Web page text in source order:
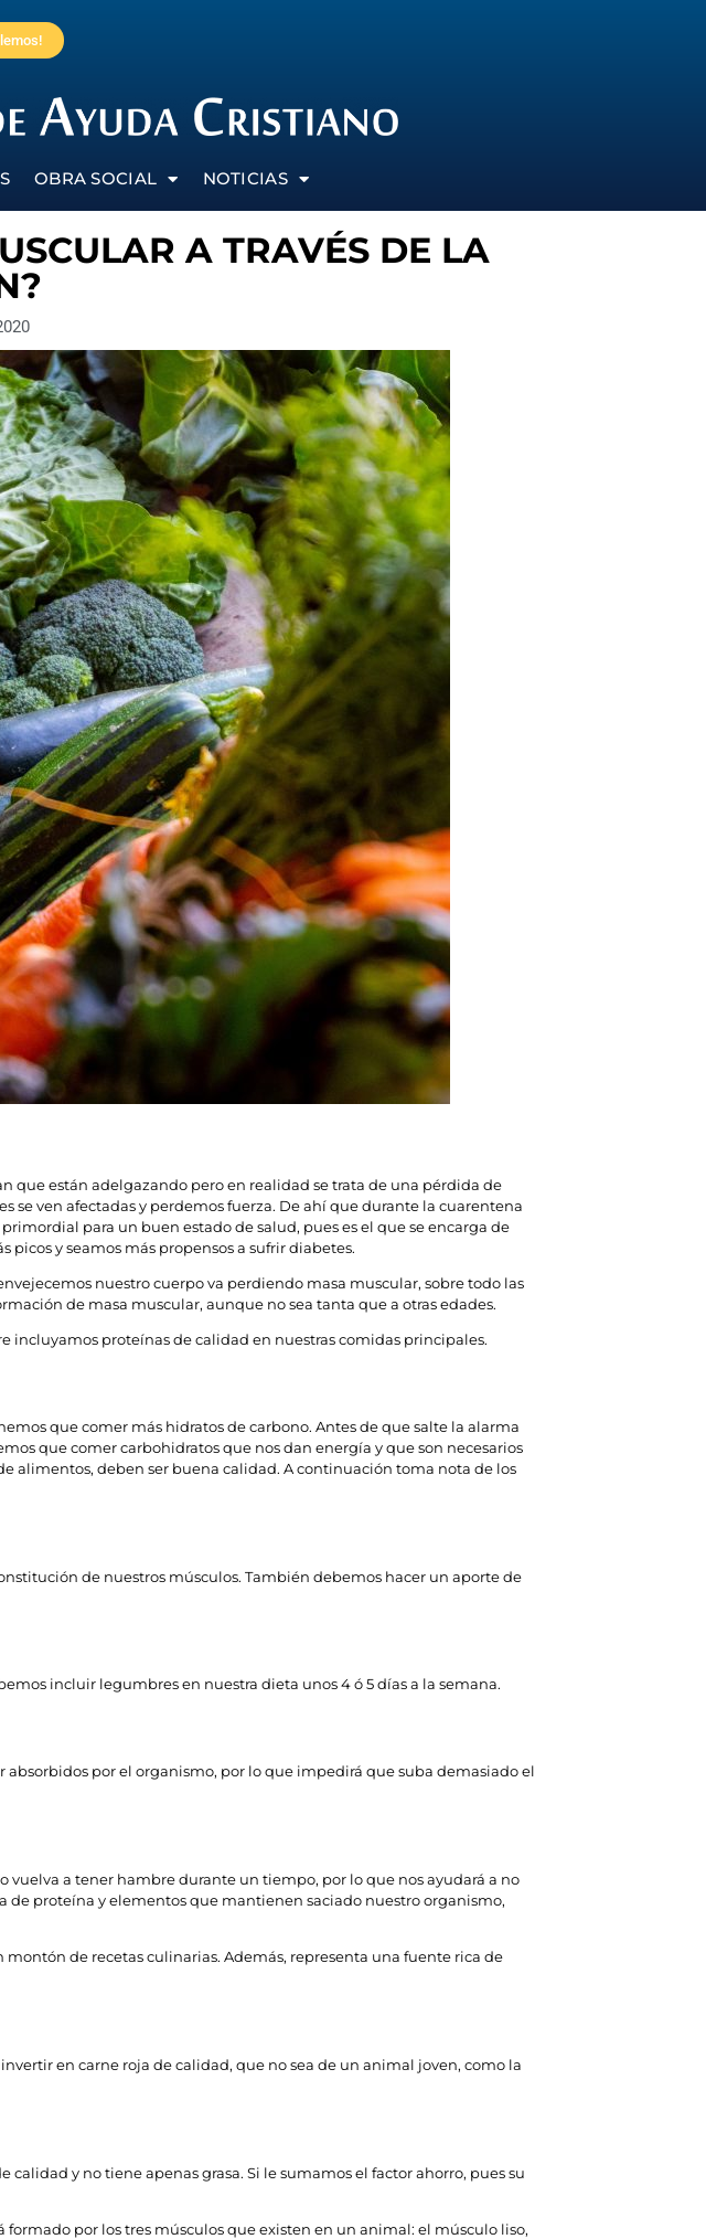
OBRA SOCIAL NOTICIAS
A TRAVÉS DE LA
que están adelgazando pero en realidad se trata de una pérdida de
se ven afectadas y perdemos fuerza. De ahí que durante la cuarentena
para un buen estado de salud, pues es el que se encarga de
y seamos más propensos a sufrir diabetes.
nuestro cuerpo va perdiendo masa muscular, sobre todo las
de masa muscular, aunque no sea tanta que a otras edades.
incluyamos proteínas de calidad en nuestras comidas principales.
que comer más hidratos de carbono. Antes de que salte la alarma
que comer carbohidratos que nos dan energía y que son necesarios
alimentos, deben ser buena calidad. A continuación toma nota de los
de nuestros músculos. También debemos hacer un aporte de
incluir legumbres en nuestra dieta unos 4 ó 5 días a la semana.
por el organismo, por lo que impedirá que suba demasiado el
a tener hambre durante un tiempo, por lo que nos ayudará a no
de proteína y elementos que mantienen saciado nuestro organismo,
de recetas culinarias. Además, representa una fuente rica de
en carne roja de calidad, que no sea de un animal joven, como la
y no tiene apenas grasa. Si le sumamos el factor ahorro, pues su
por los tres músculos que existen en un animal: el músculo liso,